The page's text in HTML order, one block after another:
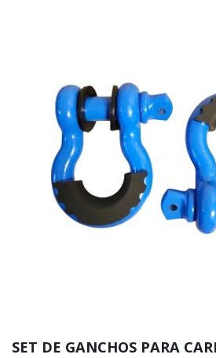
SET DE GANCHOS PARA